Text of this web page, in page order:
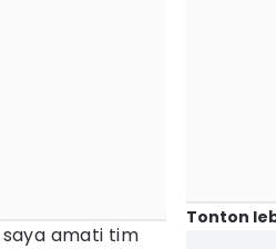
amati tim
Tonton